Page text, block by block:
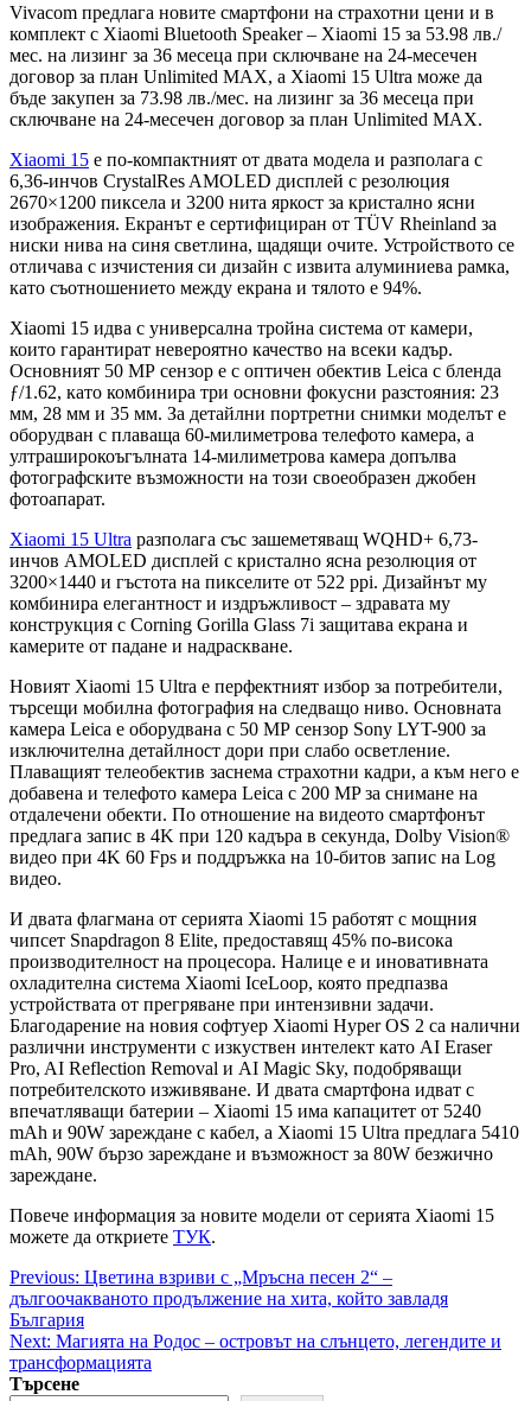
Vivacom предлага новите смартфони на страхотни цени и в
комплект с Xiaomi Bluetooth Speaker – Xiaomi 15 за 53.98 лв./
мес. на лизинг за 36 месеца при сключване на 24-месечен
договор за план Unlimited MAX, а Xiaomi 15 Ultra може да
бъде закупен за 73.98 лв./мес. на лизинг за 36 месеца при
сключване на 24-месечен договор за план Unlimited MAX.
Xiaomi 15 е по-компактният от двата модела и разполага с
6,36-инчов CrystalRes AMOLED дисплей с резолюция
2670×1200 пиксела и 3200 нита яркост за кристално ясни
изображения. Екранът е сертифициран от TÜV Rheinland за
ниски нива на синя светлина, щадящи очите. Устройството се
отличава с изчистения си дизайн с извита алуминиева рамка,
като съотношението между екрана и тялото е 94%.
Xiaomi 15 идва с универсална тройна система от камери,
които гарантират невероятно качество на всеки кадър.
Основният 50 МР сензор е с оптичен обектив Leica с бленда
ƒ/1.62, като комбинира три основни фокусни разстояния: 23
мм, 28 мм и 35 мм. За детайлни портретни снимки моделът е
оборудван с плаваща 60-милиметрова телефото камера, а
ултраширокоъгълната 14-милиметрова камера допълва
фотографските възможности на този своеобразен джобен
фотоапарат.
Xiaomi 15 Ultra разполага със зашеметяващ WQHD+ 6,73-
инчов AMOLED дисплей с кристално ясна резолюция от
3200×1440 и гъстота на пикселите от 522 ppi. Дизайнът му
комбинира елегантност и издръжливост – здравата му
конструкция с Corning Gorilla Glass 7i защитава екрана и
камерите от падане и надраскване.
Новият Xiaomi 15 Ultra е перфектният избор за потребители,
търсещи мобилна фотография на следващо ниво. Основната
камера Leica е оборудвана с 50 МР сензор Sony LYT-900 за
изключителна детайлност дори при слабо осветление.
Плаващият телеобектив заснема страхотни кадри, а към него е
добавена и телефото камера Leica с 200 MP за снимане на
отдалечени обекти. По отношение на видеото смартфонът
предлага запис в 4K при 120 кадъра в секунда, Dolby Vision®
видео при 4K 60 Fps и поддръжка на 10-битов запис на Log
видео.
И двата флагмана от серията Xiaomi 15 работят с мощния
чипсет Snapdragon 8 Elite, предоставящ 45% по-висока
производителност на процесора. Налице е и иновативната
охладителна система Xiaomi IceLoop, която предпазва
устройствата от прегряване при интензивни задачи.
Благодарение на новия софтуер Xiaomi Hyper OS 2 са налични
различни инструменти с изкуствен интелект като AI Eraser
Pro, AI Reflection Removal и AI Magic Sky, подобряващи
потребителското изживяване. И двата смартфона идват с
впечатляващи батерии – Xiaomi 15 има капацитет от 5240
mAh и 90W зареждане с кабел, а Xiaomi 15 Ultra предлага 5410
mAh, 90W бързо зареждане и възможност за 80W безжично
зареждане.
Повече информация за новите модели от серията Xiaomi 15
можете да откриете ТУК.
Post
navigation
Previous: Цветина взриви с „Мръсна песен 2“ –
дългоочакваното продължение на хита, който завладя
България
Next: Магията на Родос – островът на слънцето, легендите и
трансформацията
Търсене